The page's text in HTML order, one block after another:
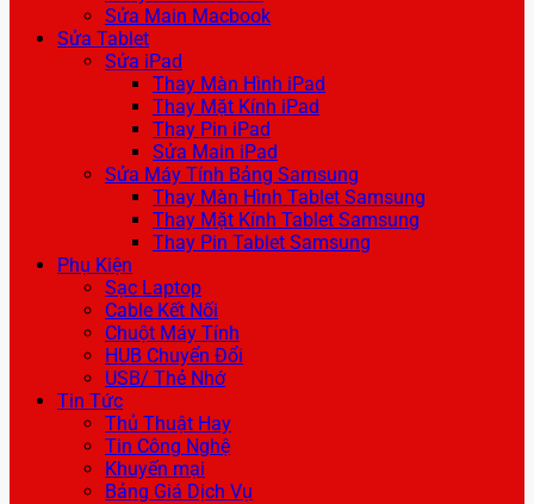
Sửa Main Macbook
Sửa Tablet
Sửa iPad
Thay Màn Hình iPad
Thay Mặt Kính iPad
Thay Pin iPad
Sửa Main iPad
Sửa Máy Tính Bảng Samsung
Thay Màn Hình Tablet Samsung
Thay Mặt Kính Tablet Samsung
Thay Pin Tablet Samsung
Phụ Kiện
Sạc Laptop
Cable Kết Nối
Chuột Máy Tính
HUB Chuyển Đổi
USB/ Thẻ Nhớ
Tin Tức
Thủ Thuật Hay
Tin Công Nghệ
Khuyến mại
Bảng Giá Dịch Vụ